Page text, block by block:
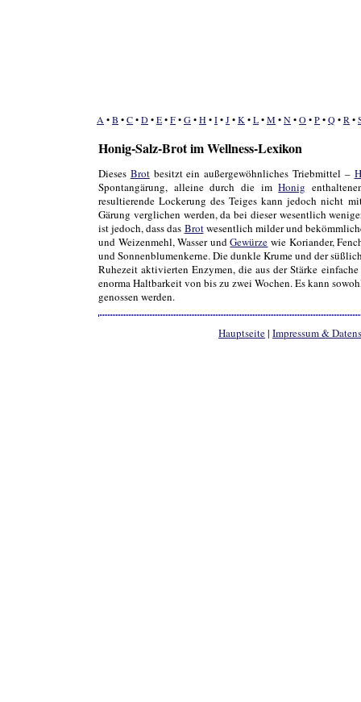
Honig-Salz-Brot im Wellness-Lexikon
Dieses Brotbesitzt ein außergewöhnliches Triebmittel –
Spontangärung, alleine durch die imHonig
resultierende Lockerung des Teiges kann jedoch nicht
Gärung verglichen werden, da bei dieser wesentlich
ist jedoch, dass das Brotwesentlich milder und
und Weizenmehl, Wasser undGewürze wie Koriander,
und Sonnenblumenkerne. Die dunkle Krume und der
Ruhezeit aktivierten Enzymen, die aus der Stärke einfache
enorma Haltbarkeit von bis zu zwei Wochen. Es kann
genossen werden.
Hauptseite| Impressum &
A •B •C•D•E•F•G•H•I•J•K •L•M•N•O•P•Q•R •